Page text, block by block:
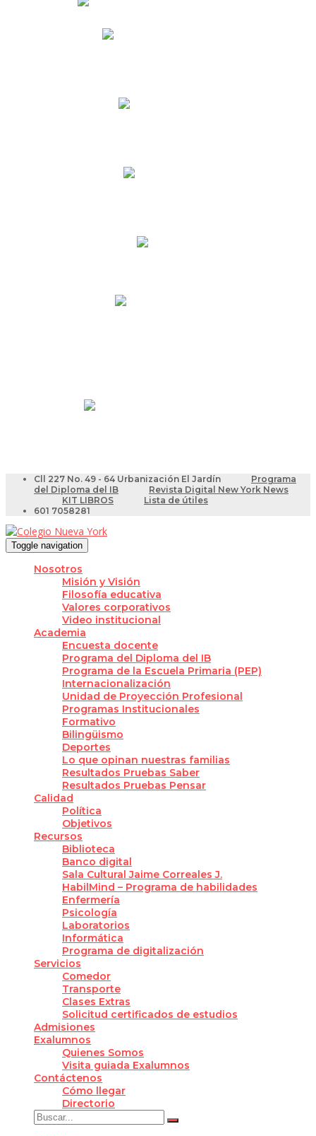
Cll 227 No. 49 - 64 Urbanización El Jardín
Programa
del Diploma del IB
Revista Digital New York News
KIT LIBROS
Lista de útiles
601 7058281
Toggle navigation
Nosotros
Misión y Visión
Filosofía educativa
Valores corporativos
Video institucional
Academia
Encuesta docente
Programa del Diploma del IB
Programa de la Escuela Primaria (PEP)
Internacionalización
Unidad de Proyección Profesional
Programas Institucionales
Formativo
Bilingüismo
Deportes
Lo que opinan nuestras familias
Resultados Pruebas Saber
Resultados Pruebas Pensar
Calidad
Política
Objetivos
Recursos
Biblioteca
Banco digital
Sala Cultural Jaime Correales J.
HabilMind – Programa de habilidades
Enfermería
Psicología
Laboratorios
Informática
Programa de digitalización
Servicios
Comedor
Transporte
Clases Extras
Solicitud certificados de estudios
Admisiones
Exalumnos
Quienes Somos
Visita guiada Exalumnos
Contáctenos
Cómo llegar
Directorio